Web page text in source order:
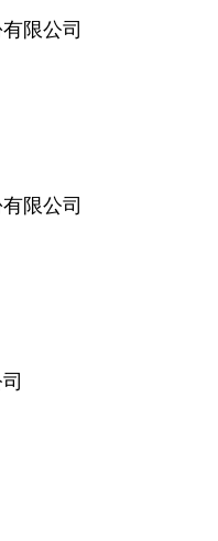
限公司
限公司